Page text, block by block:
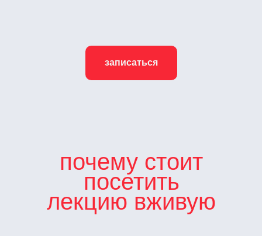
записаться
почему стоит
посетить
лекцию вживую